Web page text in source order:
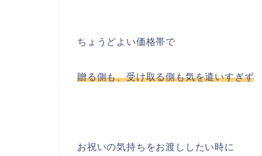
ちょうどよい価格帯で
贈る側も、受け取る側も気を遣いすぎず
お祝いの気持ちをお渡ししたい時に